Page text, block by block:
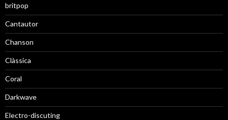
britpop
Cantautor
Chanson
Clàssica
Coral
Darkwave
Electro-discuting